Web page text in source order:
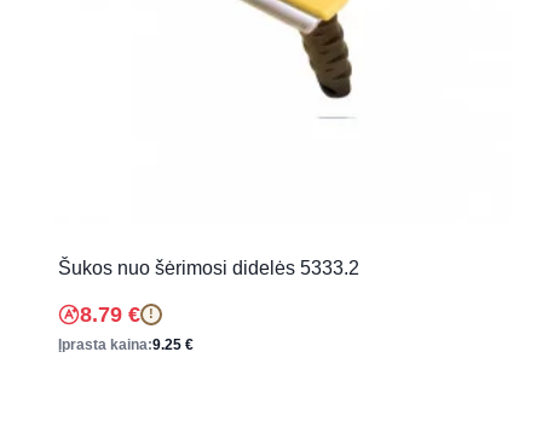
Šukos nuo šėrimosi didelės 5333.2
8.79 € !
Įprasta kaina:9.25 €